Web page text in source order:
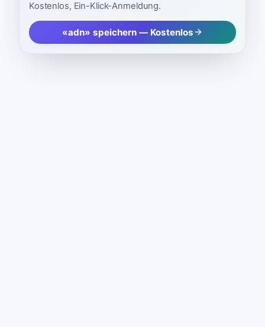
Kostenlos, Ein-Klick-Anmeldung.
«adn» speichern — Kostenlos